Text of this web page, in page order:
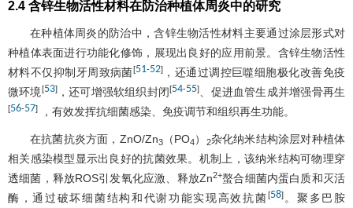
2.4 含锌生物活性材料在防治种植体周炎中的研究
在种植体周炎的防治中，含锌生物活性材料主要通过涂层形式对
种植体表面进行功能化修饰，展现出良好的应用前景。含锌生物活性
材料不仅抑制牙周致病菌[51-52]，还通过调控巨噬细胞极化改善免疫
微环境[53]，还可增强软组织封闭[54-55] 、促进血管生成并增强骨再生
[56-57] ，有效发挥抗细菌感染、免疫调节和组织再生功能。
在抗菌抗炎方面，ZnO/Zn3（PO4） 2杂化纳米结构涂层对种植体
相关感染模型显示出良好的抗菌效果。机制上，该纳米结构可物理穿
透细菌，释放ROS引发氧化应激、释放Zn2+螯合细菌内蛋白质和灭活
酶，通过破坏细菌结构和代谢功能实现高效抗菌[58]。聚多巴胺